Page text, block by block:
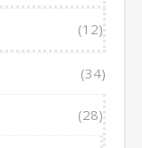
(12)
(34)
(28)